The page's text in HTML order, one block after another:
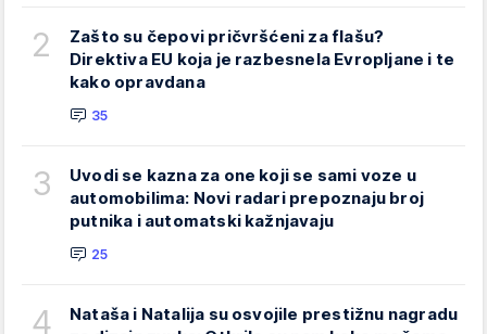
2
Zašto su čepovi pričvršćeni za flašu?
Direktiva EU koja je razbesnela Evropljane i te
kako opravdana
35
3
Uvodi se kazna za one koji se sami voze u
automobilima: Novi radari prepoznaju broj
putnika i automatski kažnjavaju
25
4
Nataša i Natalija su osvojile prestižnu nagradu